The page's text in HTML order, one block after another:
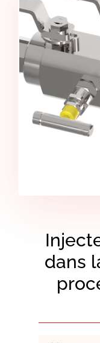
Blog
Mecesa
Contact
dans